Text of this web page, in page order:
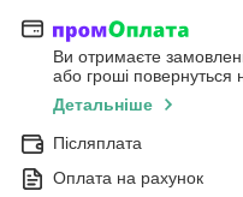
Ви отримаєте
або гроші повернуться
Детальніше
Післяплата
Оплата на рахунок